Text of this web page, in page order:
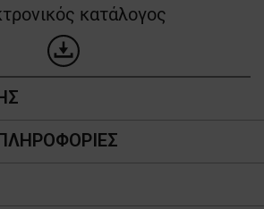
κατάλογος